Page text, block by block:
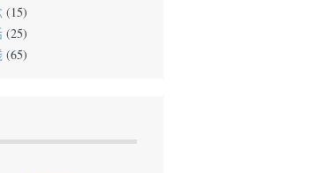
(15)
(25)
(65)